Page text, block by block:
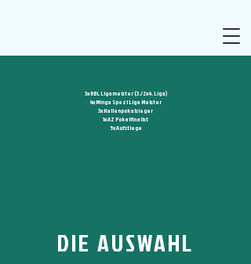
3x RBL Ligameister (3./2x4. Liga)
4x Minga Spezl Liga Meister
3x Hallenpokalsieger
1x AZ Pokalfinalist
5x Aufstiege
DIE AUSWAHL